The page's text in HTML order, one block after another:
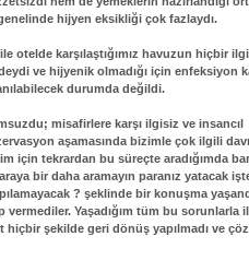
hijyen eksikliği çok fazlaydı.
otelde karşılaştığımız havuzun hiçbir
ve hijyenik olmadığı için enfeksiyon
durumda değildi.
misafirlere karşı ilgisiz ve insancıl
aşamasında bizimle çok ilgili
için tekrardan bu süreçte aradığımda
bir daha aramayın paranız yatacak
? şeklinde bir konuşma
vermediler. Yaşadığım tüm bu sorunlarla
şekilde geri dönüş yapılmadı ve